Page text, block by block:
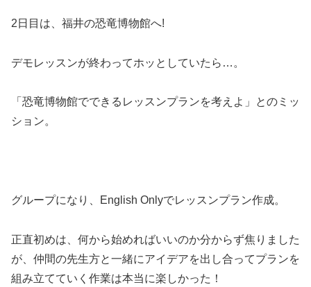
2日目は、福井の恐竜博物館へ!
デモレッスンが終わってホッとしていたら…。
「恐竜博物館でできるレッスンプランを考えよ」とのミッ
ション。
グループになり、English Onlyでレッスンプラン作成。
正直初めは、何から始めればいいのか分からず焦りました
が、仲間の先生方と一緒にアイデアを出し合ってプランを
組み立てていく作業は本当に楽しかった！